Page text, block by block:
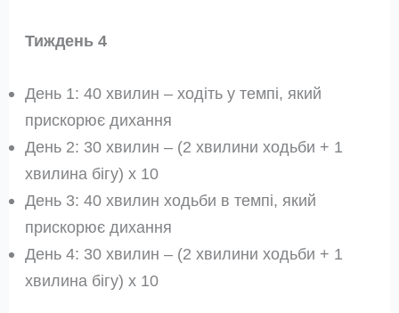
Тиждень 4
День 1: 40 хвилин – ходіть у темпі, який
прискорює дихання
День 2: 30 хвилин – (2 хвилини ходьби + 1
хвилина бігу) x 10
День 3: 40 хвилин ходьби в темпі, який
прискорює дихання
День 4: 30 хвилин – (2 хвилини ходьби + 1
хвилина бігу) x 10